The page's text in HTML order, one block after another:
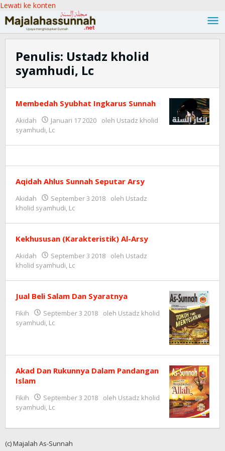
Lewati ke konten
Penulis: Ustadz kholid
syamhudi, Lc
Membedah Syubhat Ingkarus Sunnah
Akidah Januari 17 2020 oleh Ustadz kholid
syamhudi, Lc
Aqidah Ahlus Sunnah Seputar Arsy
Akidah September 3 2018 oleh Ustadz
kholid syamhudi, Lc
Kekhususan (Karakteristik) Al-Arsy
Akidah September 3 2018 oleh Ustadz
kholid syamhudi, Lc
Jual Beli Salam Dan Syaratnya
Fikih September 3 2018 oleh Ustadz kholid
syamhudi, Lc
Akad Dan Rukunnya Dalam Pandangan
Islam
Fikih September 3 2018 oleh Ustadz kholid
syamhudi, Lc
(c) Majalah As-Sunnah